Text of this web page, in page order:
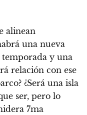
alinean
una nueva
temporada y una
relación con ese
¿Será una isla
ser, pero lo
7ma